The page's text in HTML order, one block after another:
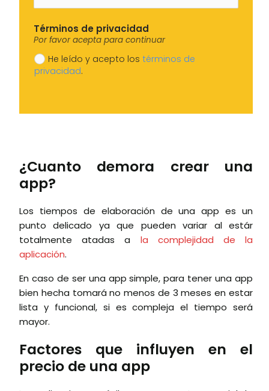
Términos de privacidad
Por favor acepta para continuar
He leído y acepto los términos de
privacidad.
¿Cuanto demora crear una
app?
Los tiempos de elaboración de una app es un
punto delicado ya que pueden variar al estár
totalmente atadas a la complejidad de la
aplicación.
En caso de ser una app simple, para tener una app
bien hecha tomará no menos de 3 meses en estar
lista y funcional, si es compleja el tiempo será
mayor.
Factores que influyen en el
precio de una app